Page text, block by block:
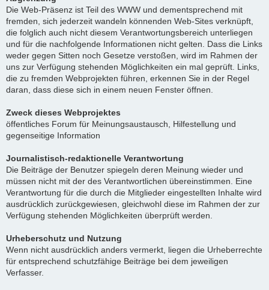
Die Web-Präsenz ist Teil des WWW und dementsprechend mit
fremden, sich jederzeit wandeln könnenden Web-Sites verknüpft,
die folglich auch nicht diesem Verantwortungsbereich unterliegen
und für die nachfolgende Informationen nicht gelten. Dass die Links
weder gegen Sitten noch Gesetze verstoßen, wird im Rahmen der
uns zur Verfügung stehenden Möglichkeiten ein mal geprüft. Links,
die zu fremden Webprojekten führen, erkennen Sie in der Regel
daran, dass diese sich in einem neuen Fenster öffnen.
Zweck dieses Webprojektes
öffentliches Forum für Meinungsaustausch, Hilfestellung und
gegenseitige Information
Journalistisch-redaktionelle Verantwortung
Die Beiträge der Benutzer spiegeln deren Meinung wieder und
müssen nicht mit der des Verantwortlichen übereinstimmen. Eine
Verantwortung für die durch die Mitglieder eingestellten Inhalte wird
ausdrücklich zurückgewiesen, gleichwohl diese im Rahmen der zur
Verfügung stehenden Möglichkeiten überprüft werden.
Urheberschutz und Nutzung
Wenn nicht ausdrücklich anders vermerkt, liegen die Urheberrechte
für entsprechend schutzfähige Beiträge bei dem jeweiligen
Verfasser.